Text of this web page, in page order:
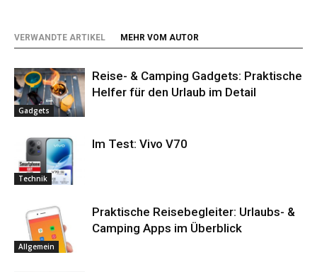
VERWANDTE ARTIKEL MEHR VOM AUTOR
Gadgets
Reise- & Camping Gadgets: Praktische
Helfer für den Urlaub im Detail
Technik
Im Test: Vivo V70
Allgemein
Praktische Reisebegleiter: Urlaubs- &
Camping Apps im Überblick